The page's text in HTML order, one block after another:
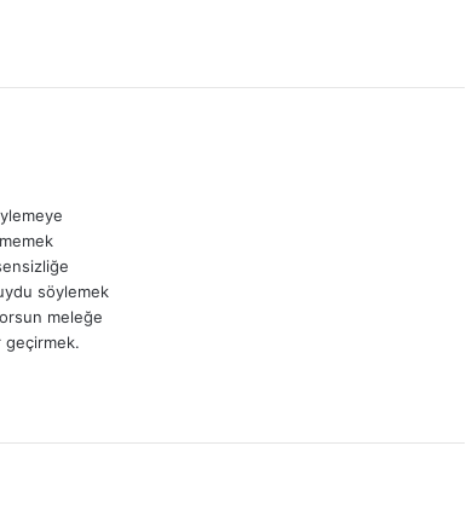
söylemek
meleğe
geçirmek.